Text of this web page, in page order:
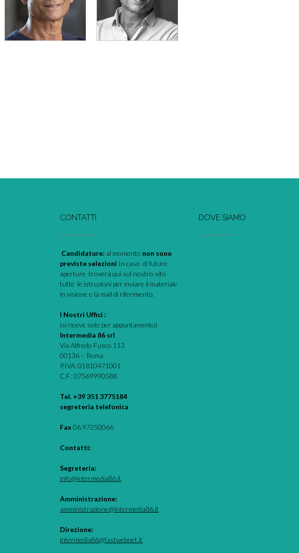
CONTATTI
Candidature: al momento non sono
previste selezioni In caso di future
aperture troverà qui sul nostro sito
tutte le istruzioni per inviare il materiale
in visione e la mail di riferimento.
I Nostri Uffici :
(si riceve solo per appuntamento)
Intermedia 86 srl
Via Alfredo Fusco 113
00136 – Roma
P.IVA: 01810471001
C.F.: 07569990588
Tel. +39 351 3775184
segreteria telefonica
Fax 06.97250066
Contatti:
Segreteria:
info@intermedia86.it
Amministrazione:
amministrazione@intermedia86.it
Direzione:
intermedia86@fastwebnet.it
DOVE SIAMO